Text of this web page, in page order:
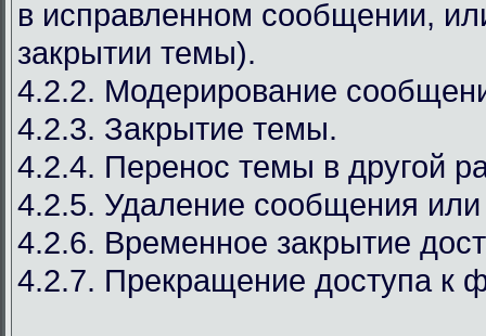
в исправленном сообщении,
закрытии темы).
4.2.2. Модерирование
4.2.3. Закрытие темы.
4.2.4. Перенос темы в другой
4.2.5. Удаление сообщения
4.2.6. Временное закрытие
4.2.7. Прекращение доступа к